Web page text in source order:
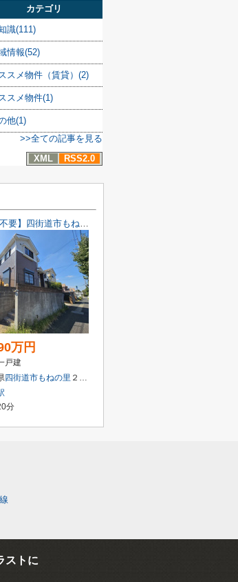
カテゴリ
識(111)
情報(52)
スメ物件（賃貸）(2)
スメ物件(1)
他(1)
>>全ての記事を見る
XML
RSS2.0
【仲介手数料不要】四街道市もねの里2丁目 中古戸建【内・外装リフォーム完了済み】
万円
戸建
四街道市もねの里 ２丁目16-23
分
ストに